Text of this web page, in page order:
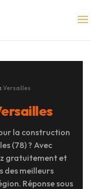
Versailles
la construction
(78) ? Avec
gratuitement et
des meilleurs
Réponse sous